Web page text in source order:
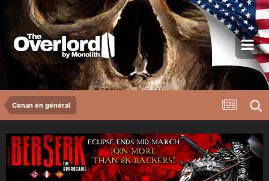
Conan en général